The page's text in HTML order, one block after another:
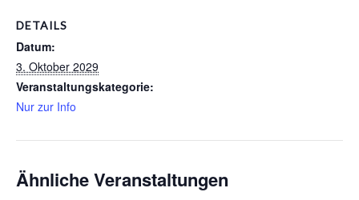
DETAILS
Datum:
3. Oktober 2029
Veranstaltungskategorie:
Nur zur Info
Ähnliche Veranstaltungen